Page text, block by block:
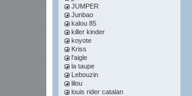
JUMPER
Junbao
kalou 85
killer kinder
koyote
Kriss
l'aigle
la taupe
Lebouzin
lilou
louis rider catalan